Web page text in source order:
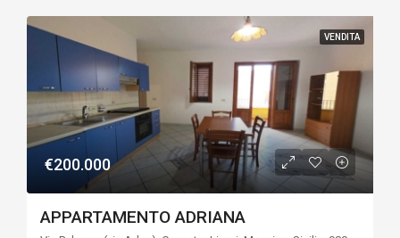
VENDITA
€200.000
APPARTAMENTO ADRIANA